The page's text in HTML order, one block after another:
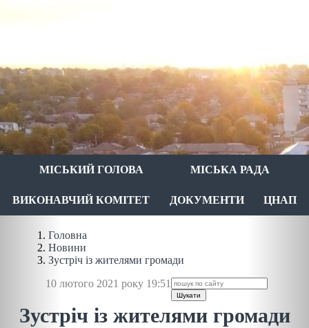
МІСЬКИЙ ГОЛОВА МІСЬКА РАДА
ВИКОНАВЧИЙ КОМІТЕТ ДОКУМЕНТИ ЦНАП
Головна
Новини
Зустріч із жителями громади
Шукати
10 лютого 2021 року 19:51
Зустріч із жителями громади